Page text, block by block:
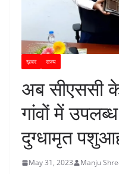
ख़बर राज्य
अब सीएससी
गांवों में
दुग्धामृत
May 31, 2023 Manju